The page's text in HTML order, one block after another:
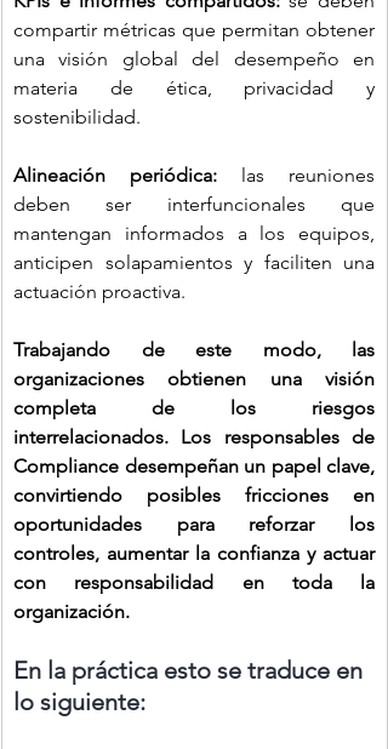
compartir métricas que permitan obtener
una visión global del desempeño en
materia de ética, privacidad y
sostenibilidad.
Alineación periódica: las reuniones
deben ser interfuncionales que
mantengan informados a los equipos,
anticipen solapamientos y faciliten una
actuación proactiva.
Trabajando de este modo, las
organizaciones obtienen una visión
completa de los riesgos
interrelacionados. Los responsables de
Compliance desempeñan un papel clave,
convirtiendo posibles fricciones en
oportunidades para reforzar los
controles, aumentar la confianza y actuar
con responsabilidad en toda la
organización.
En la práctica esto se traduce en
lo siguiente: